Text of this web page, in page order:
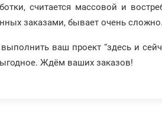
считается массовой и
заказами, бывает очень сложно.
ваш проект “здесь и
Ждём ваших заказов!